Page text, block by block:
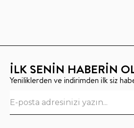
İLK SENİN HABERİN
Yeniliklerden ve indirimden ilk siz